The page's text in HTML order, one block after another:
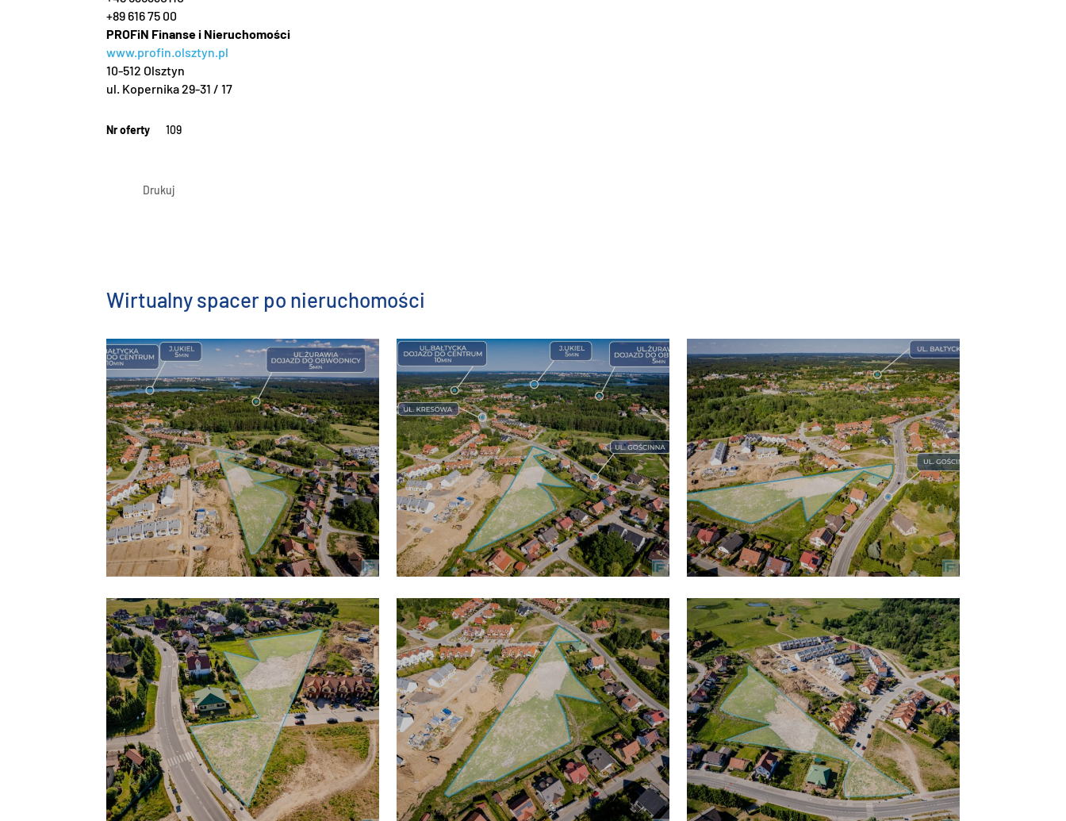
+89 616 75 00
PROFiN Finanse i Nieruchomości
www.profin.olsztyn.pl
10-512 Olsztyn
ul. Kopernika 29-31 / 17
Nr oferty 109
Drukuj
Wirtualny spacer po nieruchomości